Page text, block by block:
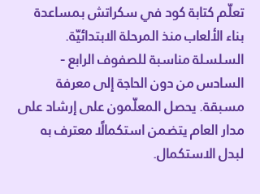
تعلّم كتابة كود في سكراتش بمساعدة
بناء الألعاب منذ المرحلة الابتدائيّة.
السلسلة مناسبة للصفوف الرابع -
السادس من دون الحاجة إلى معرفة
مسبقة. يحصل المعلّمون على إرشاد على
مدار العام يتضمن استكمالًا معترف به
لبدل الاستكمال.